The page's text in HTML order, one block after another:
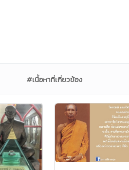
#เนื้อหาที่เกี่ยวข้อง